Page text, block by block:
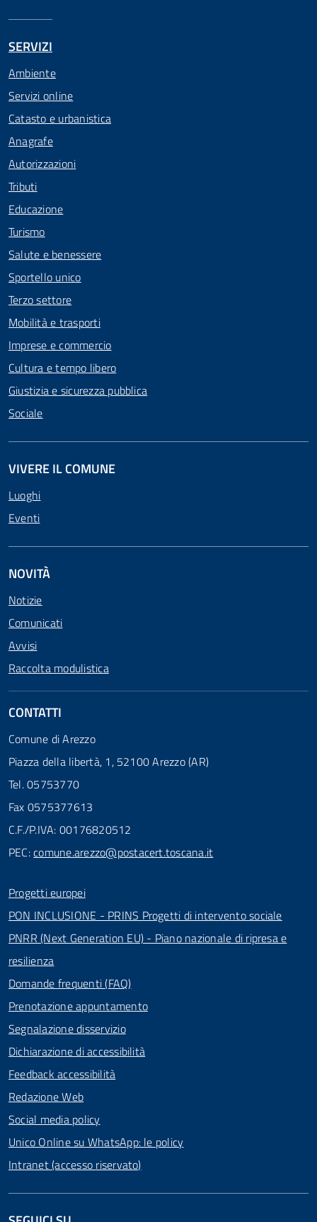
SERVIZI
Ambiente
Servizi online
Catasto e urbanistica
Anagrafe
Autorizzazioni
Tributi
Educazione
Turismo
Salute e benessere
Sportello unico
Terzo settore
Mobilità e trasporti
Imprese e commercio
Cultura e tempo libero
Giustizia e sicurezza pubblica
Sociale
VIVERE IL COMUNE
Luoghi
Eventi
NOVITÀ
Notizie
Comunicati
Avvisi
Raccolta modulistica
CONTATTI
Comune di Arezzo
Piazza della libertà, 1, 52100 Arezzo (AR)
Tel. 05753770
Fax 0575377613
C.F./P.IVA: 00176820512
PEC:comune.arezzo@postacert.toscana.it
Progetti europei
PON INCLUSIONE - PRINS Progetti di intervento sociale
PNRR (Next Generation EU) - Piano nazionale di ripresa e
resilienza
Domande frequenti (FAQ)
Prenotazione appuntamento
Segnalazione disservizio
Dichiarazione di accessibilità
Feedback accessibilità
Redazione Web
Social media policy
Unico Online su WhatsApp: le policy
Intranet (accesso riservato)